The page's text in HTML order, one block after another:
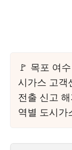
목포 여
시가스 고객
전출 신고
역별 도시가